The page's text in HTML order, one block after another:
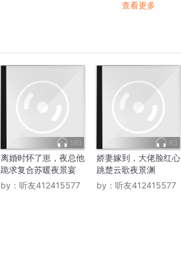
查看更多
180
离婚时怀了崽，夜总他
跪求复合苏暖夜景宴
by： 听友412415577
63
娇妻嫁到，大佬脸红心
跳楚云歌夜景渊
by： 听友412415577